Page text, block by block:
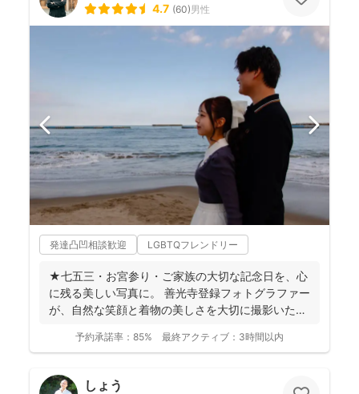
4.7 (60)男性
発達凸凹相談歓迎 LGBTQフレンドリー
★七五三・お宮参り・ご家族の大切な記念日を、心
に残る美しい写真に。 善光寺登録フォトグラファー
が、自然な笑顔と着物の美しさを大切に撮影いたし
予約承諾率： 85% 最終アクティブ： 3時間以内
しょう